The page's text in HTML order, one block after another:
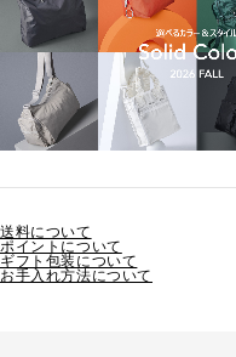
送料について
ポイントについて
ギフト包装について
お手入れ方法について